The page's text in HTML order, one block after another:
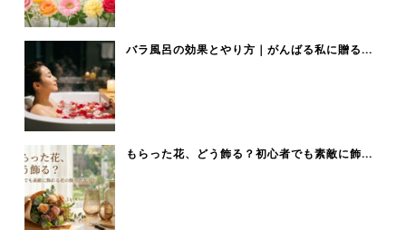
バラ風呂の効果とやり方｜がんばる私に贈る...
もらった花、どう飾る？初心者でも素敵に飾...